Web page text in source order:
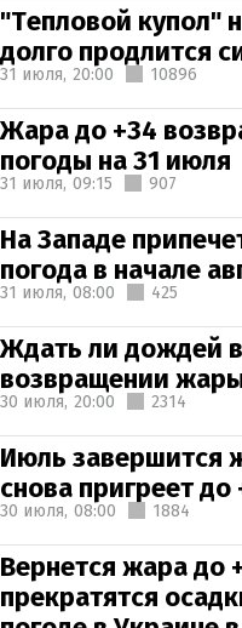
"Тепловой купол"
долго продлится
31 июля, 20:00 10896
Жара до +34
погоды на 31 июля
31 июля, 09:15 907
На Западе
погода в начале
31 июля, 08:00 425
Ждать ли дождей в
возвращении
30 июля, 20:00 2314
Июль завершится
снова пригреет до
30 июля, 08:00 1884
Вернется жара до
прекратятся